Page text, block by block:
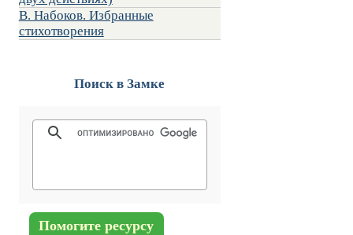
В. Набоков. Избранные
стихотворения
Поиск в Замке
Помогите ресурсу